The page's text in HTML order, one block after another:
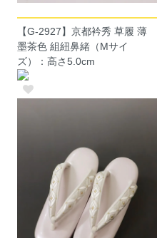
【G-2927】京都衿秀 草履 薄
墨茶色 組紐鼻緒（Mサイ
ズ）：高さ5.0cm